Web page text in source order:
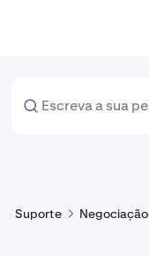
Suporte Negociação